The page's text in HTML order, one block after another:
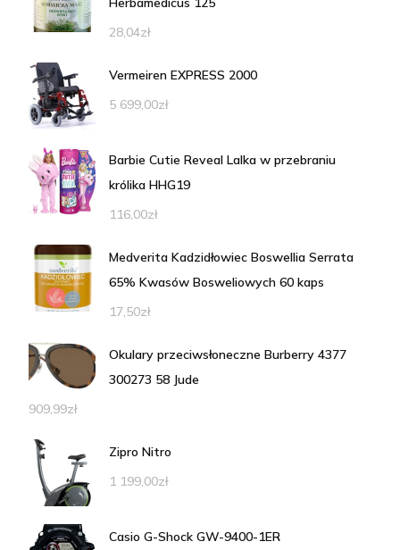
28,04zł
Vermeiren EXPRESS 2000
5 699,00zł
Barbie Cutie Reveal Lalka w przebraniu
królika HHG19
116,00zł
Medverita Kadzidłowiec Boswellia Serrata
65% Kwasów Bosweliowych 60 kaps
17,50zł
Okulary przeciwsłoneczne Burberry 4377
300273 58 Jude
909,99zł
Zipro Nitro
1 199,00zł
Casio G-Shock GW-9400-1ER